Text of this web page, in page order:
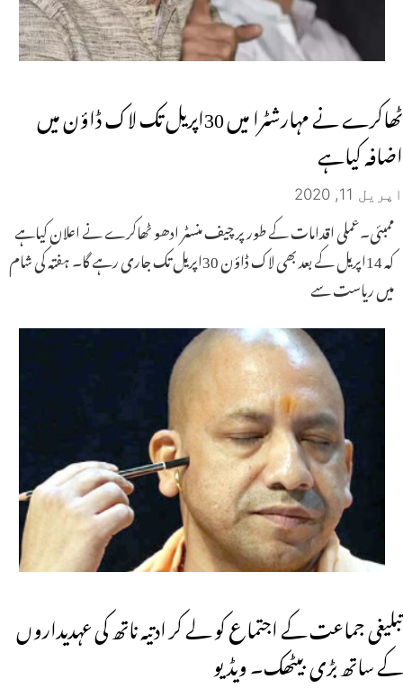
ٹھاکرے نے مہارشٹرا میں 30اپریل تک لاک ڈاؤن میں
اضافہ کیاہے
اپریل 11, 2020
ممبئی۔عملی اقدامات کے طور پر چیف منسٹر ادھو ٹھاکرے نے اعلان کیاہے
کہ 14اپریل کے بعد بھی لاک ڈاؤن 30اپریل تک جاری رہے گا۔ ہفتہ کی شام
میں ریاست سے
تبلیغی جماعت کے اجتماع کو لے کر ادتیہ ناتھ کی عہدیداروں
کے ساتھ بڑی بیٹھک۔ ویڈیو